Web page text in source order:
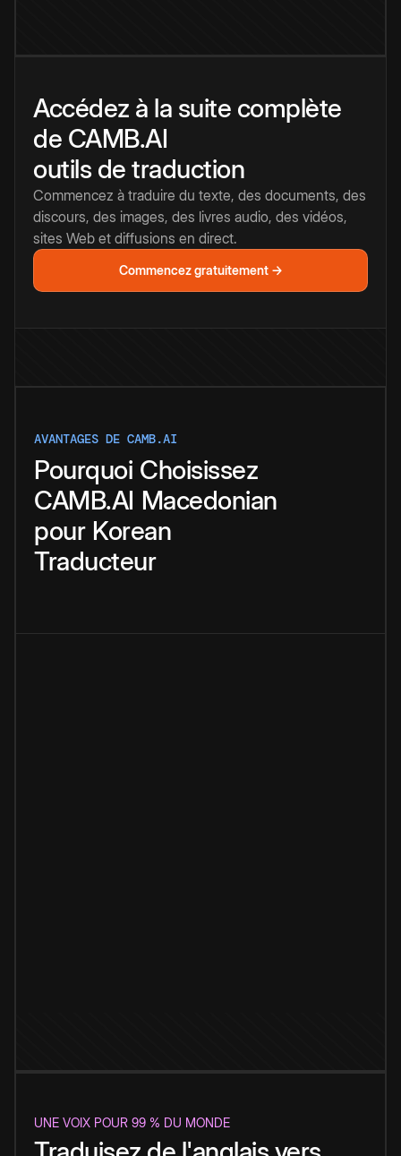
Accédez à la suite complète
de CAMB.AI
outils de traduction
Commencez à traduire du texte, des documents, des
discours, des images, des livres audio, des vidéos,
sites Web et diffusions en direct.
Commencez gratuitement →
AVANTAGES DE CAMB.AI
Pourquoi Choisissez
CAMB.AI Macedonian
pour Korean
Traducteur
UNE VOIX POUR 99 % DU MONDE